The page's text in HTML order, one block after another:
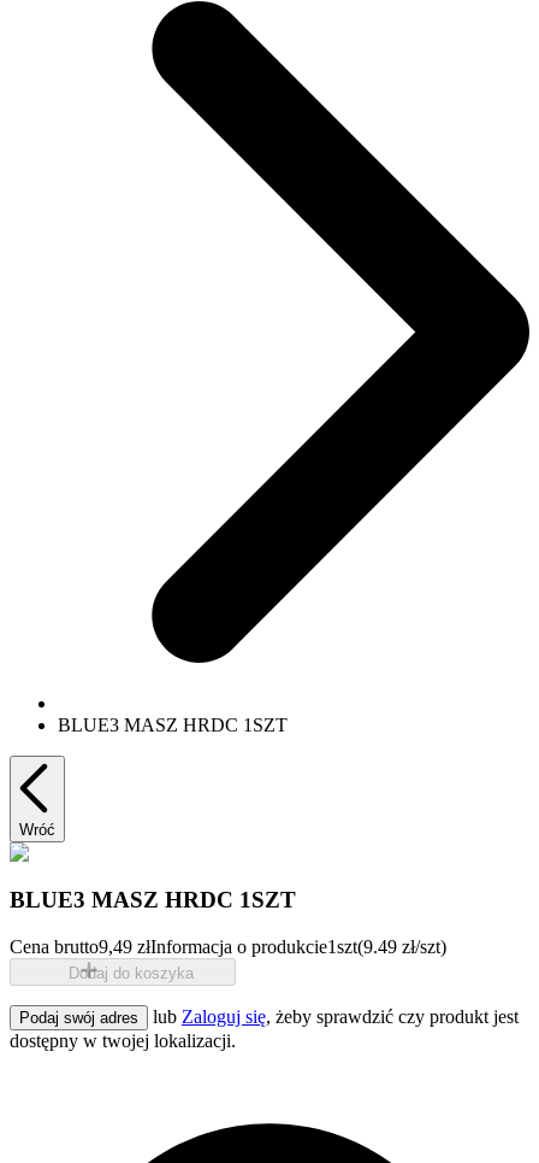
BLUE3 MASZ HRDC 1SZT
Wróć
BLUE3 MASZ HRDC 1SZT
Cena brutto9,49 złInformacja o produkcie1szt(9.49 zł/szt)
Dodaj do koszyka
Podaj swój adres lub Zaloguj się, żeby sprawdzić czy produkt jest
dostępny w twojej lokalizacji.